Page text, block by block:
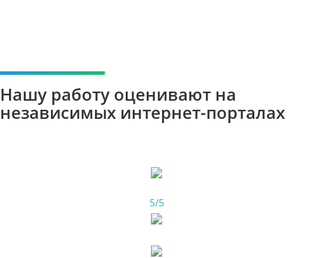
Нашу работу оценивают на
независимых интернет-порталах
5/5